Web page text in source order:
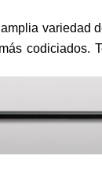
variedad
codiciados.